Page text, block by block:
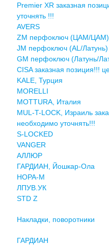
Premier XR заказная
уточнять !!!
AVERS
ZM перфоключ (ЦАМ/ЦАМ)
JМ перфоключ (АL/Латунь)
GM перфоключ (Латунь/
CISA заказная позиция!!!
KALE, Турция
MORELLI
MOTTURA, Италия
MUL-T-LOCK, Израиль
необходимо уточнять!!!
S-LOCKED
VANGER
АЛЛЮР
ГАРДИАН, Йошкар-Ола
НОРА-М
ЛПУВ.УК
STD Z
Накладки, поворотники
ГАРДИАН